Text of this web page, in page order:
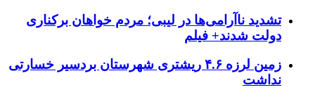
تشدید ناآرامی‌ها در لیبی؛ مردم خواهان برکناری
دولت شدند+ فیلم
زمین لرزه ۴.۶ ریشتری شهرستان بردسیر خسارتی
نداشت